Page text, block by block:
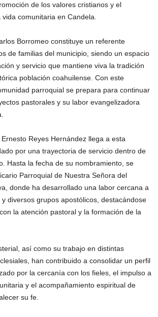
de los valores cristianos y el
comunitaria en Candela.
Borromeo constituye un referente
de familias del municipio, siendo un espacio
y servicio que mantiene viva la tradición
población coahuilense. Con este
parroquial se prepara para continuar
pastorales y su labor evangelizadora
Reyes Hernández llega a esta
por una trayectoria de servicio dentro de
Hasta la fecha de su nombramiento, se
Parroquial de Nuestra Señora del
donde ha desarrollado una labor cercana a
diversos grupos apostólicos, destacándose
la atención pastoral y la formación de la
así como su trabajo en distintas
han contribuido a consolidar un perfil
por la cercanía con los fieles, el impulso a
y el acompañamiento espiritual de
su fe.